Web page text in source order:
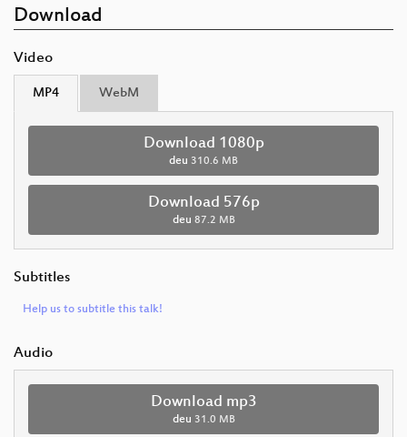
Download
Video
MP4 WebM
Download 1080p
deu 310.6 MB
Download 576p
deu 87.2 MB
Subtitles
Help us to subtitle this talk!
Audio
Download mp3
deu 31.0 MB